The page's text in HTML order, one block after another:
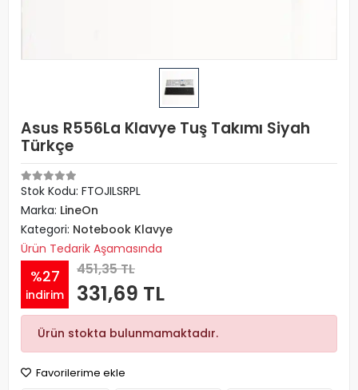
Asus R556La Klavye Tuş Takımı Siyah
Türkçe
Stok Kodu: FTOJILSRPL
Marka: LineOn
Kategori: Notebook Klavye
Ürün Tedarik Aşamasında
%27
indirim
451,35 TL
331,69 TL
Ürün stokta bulunmamaktadır.
Favorilerime ekle